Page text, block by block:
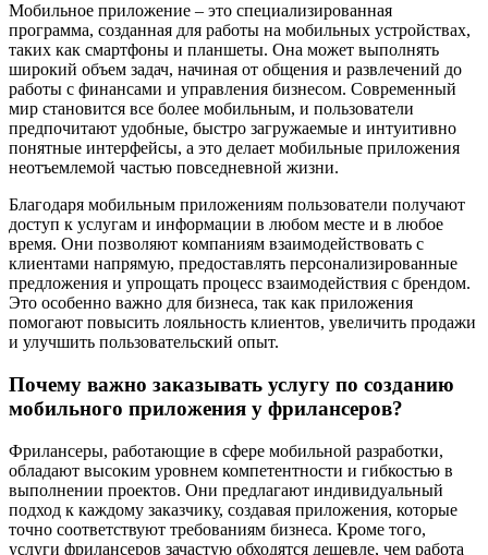
Мобильное приложение – это специализированная
программа, созданная для работы на мобильных устройствах,
таких как смартфоны и планшеты. Она может выполнять
широкий объем задач, начиная от общения и развлечений до
работы с финансами и управления бизнесом. Современный
мир становится все более мобильным, и пользователи
предпочитают удобные, быстро загружаемые и интуитивно
понятные интерфейсы, а это делает мобильные приложения
неотъемлемой частью повседневной жизни.
Благодаря мобильным приложениям пользователи получают
доступ к услугам и информации в любом месте и в любое
время. Они позволяют компаниям взаимодействовать с
клиентами напрямую, предоставлять персонализированные
предложения и упрощать процесс взаимодействия с брендом.
Это особенно важно для бизнеса, так как приложения
помогают повысить лояльность клиентов, увеличить продажи
и улучшить пользовательский опыт.
Почему важно заказывать услугу по созданию
мобильного приложения у фрилансеров?
Фрилансеры, работающие в сфере мобильной разработки,
обладают высоким уровнем компетентности и гибкостью в
выполнении проектов. Они предлагают индивидуальный
подход к каждому заказчику, создавая приложения, которые
точно соответствуют требованиям бизнеса. Кроме того,
услуги фрилансеров зачастую обходятся дешевле, чем работа